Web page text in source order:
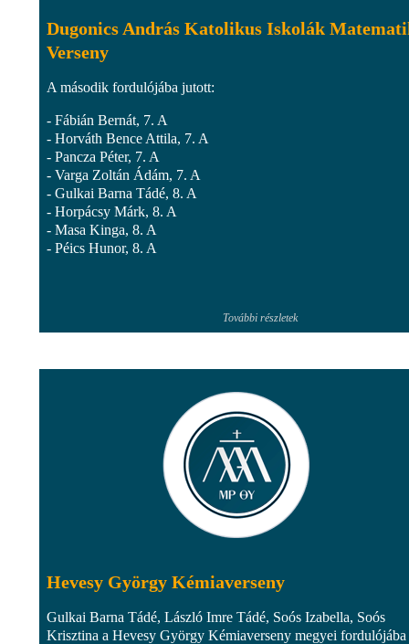
Dugonics András Katolikus Iskolák
Verseny
A második fordulójába jutott:
- Fábián Bernát, 7. A
- Horváth Bence Attila, 7. A
- Pancza Péter, 7. A
- Varga Zoltán Ádám, 7. A
- Gulkai Barna Tádé, 8. A
- Horpácsy Márk, 8. A
- Masa Kinga, 8. A
- Péics Hunor, 8. A
További részletek
Hevesy György Kémiaverseny
Gulkai Barna Tádé, László Imre Tádé, Soós Izabella, Soós
Krisztina a Hevesy György Kémiaverseny megyei fordulójába